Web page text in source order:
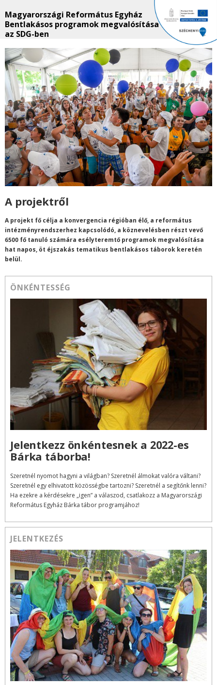
Magyarországi Református Egyház
Bentlakásos programok megvalósítása
az SDG-ben
A projektről
A projekt fő célja a konvergencia régióban élő, a református
intézményrendszerhez kapcsolódó, a köznevelésben részt vevő
6500 fő tanuló számára esélyteremtő programok megvalósítása
hat napos, öt éjszakás tematikus bentlakásos táborok keretén
belül.
ÖNKÉNTESSÉG
Jelentkezz önkéntesnek a 2022-es
Bárka táborba!
Szeretnél nyomot hagyni a világban? Szeretnél álmokat valóra váltani?
Szeretnél egy elhivatott közösségbe tartozni? Szeretnél a segítőnk lenni?
Ha ezekre a kérdésekre „igen” a válaszod, csatlakozz a Magyarországi
Református Egyház Bárka tábor programjához!
JELENTKEZÉS